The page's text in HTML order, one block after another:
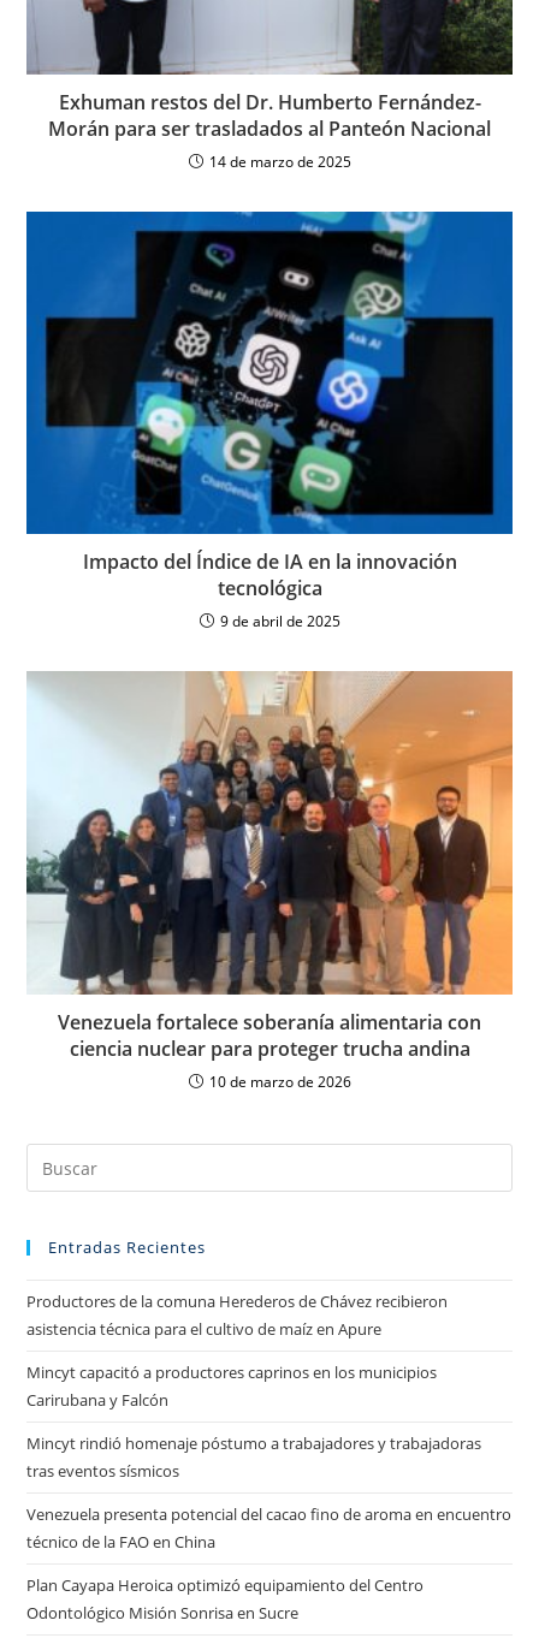
Exhuman restos del Dr. Humberto Fernández-
Morán para ser trasladados al Panteón Nacional
14 de marzo de 2025
Impacto del Índice de IA en la innovación
tecnológica
9 de abril de 2025
Venezuela fortalece soberanía alimentaria con
ciencia nuclear para proteger trucha andina
10 de marzo de 2026
Entradas Recientes
Productores de la comuna Herederos de Chávez recibieron
asistencia técnica para el cultivo de maíz en Apure
Mincyt capacitó a productores caprinos en los municipios
Carirubana y Falcón
Mincyt rindió homenaje póstumo a trabajadores y trabajadoras
tras eventos sísmicos
Venezuela presenta potencial del cacao fino de aroma en encuentro
técnico de la FAO en China
Plan Cayapa Heroica optimizó equipamiento del Centro
Odontológico Misión Sonrisa en Sucre